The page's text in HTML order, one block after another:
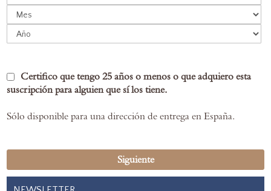
Certifico que tengo 25 años o menos o que adquiero esta
suscripción para alguien que sí los tiene.
Sólo disponible para una dirección de entrega en España.
Siguiente